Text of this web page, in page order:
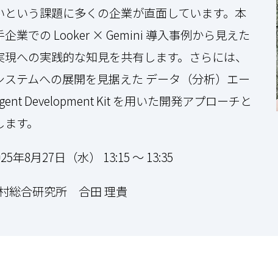
いう課題に多くの企業が直面しています。本
企業での Looker × Gemini 導入事例から見えた
現への実践的な知見を共有します。さらには、
テムへの展開を見据えた データ（分析）エー
Development Kit を用いた開発アプローチと
す。
年8月27日（水） 13:15 ～ 13:35
総合研究所 合田 理貴